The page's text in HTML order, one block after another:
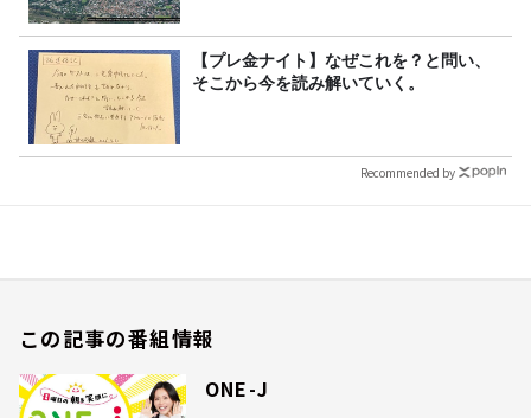
【プレ金ナイト】なぜこれを？と問い、
そこから今を読み解いていく。
Recommended by
この記事の番組情報
ONE-J